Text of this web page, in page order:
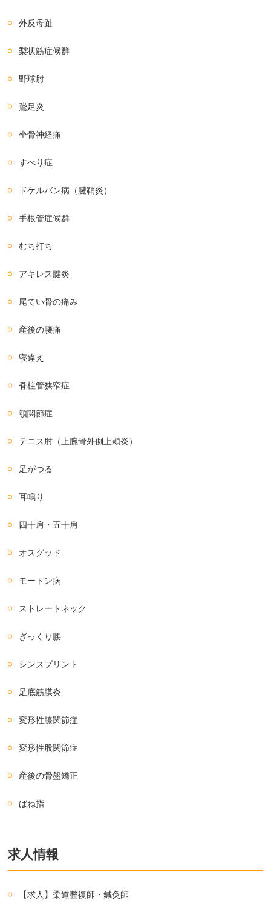
外反母趾
梨状筋症候群
野球肘
鵞足炎
坐骨神経痛
すべり症
ドケルバン病（腱鞘炎）
手根管症候群
むち打ち
アキレス腱炎
尾てい骨の痛み
産後の腰痛
寝違え
脊柱管狭窄症
顎関節症
テニス肘（上腕骨外側上顆炎）
足がつる
耳鳴り
四十肩・五十肩
オスグッド
モートン病
ストレートネック
ぎっくり腰
シンスプリント
足底筋膜炎
変形性膝関節症
変形性股関節症
産後の骨盤矯正
ばね指
求人情報
【求人】柔道整復師・鍼灸師